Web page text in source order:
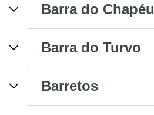
Barra do Chapéu
Barra do Turvo
Barretos